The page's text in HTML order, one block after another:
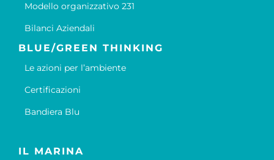
Modello organizzativo 231
Bilanci Aziendali
BLUE/GREEN THINKING
Le azioni per l’ambiente
Certificazioni
Bandiera Blu
IL MARINA